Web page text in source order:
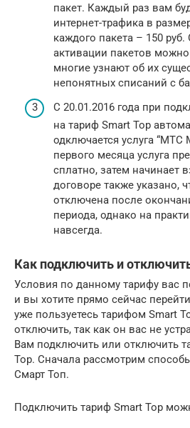
пакет. Каждый раз вам
интернет-трафика в
каждого пакета – 150
активации пакетов можно
многие узнают об их
непонятных списаний с
С 20.01.2016 года при
на тариф Smart Тор
одключается услуга “МТС
первого месяца услуга
сплатно, затем начинает
договоре также указано,
отключена после
периода, однако на
навсегда.
Как подключить и
Условия по данному тарифу вас
и вы хотите прямо сейчас
уже пользуетесь тарифом Smart
отключить, так как он вас не
Вам подключить или отключить
Top. Сначала рассмотрим
Смарт Топ.
Подключить тариф Smart Top